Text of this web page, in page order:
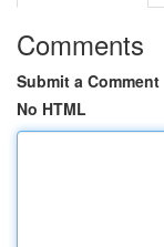
Comments
Submit a Comment
No HTML